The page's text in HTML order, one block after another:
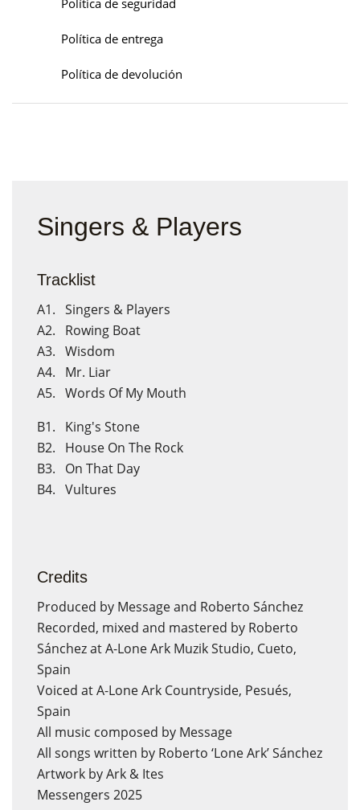
Política de seguridad
Política de entrega
Política de devolución
Singers & Players
Tracklist
A1. Singers & Players
A2. Rowing Boat
A3. Wisdom
A4. Mr. Liar
A5. Words Of My Mouth
B1. King's Stone
B2. House On The Rock
B3. On That Day
B4. Vultures
Credits
Produced by Message and Roberto Sánchez
Recorded, mixed and mastered by Roberto
Sánchez at A-Lone Ark Muzik Studio, Cueto,
Spain
Voiced at A-Lone Ark Countryside, Pesués,
Spain
All music composed by Message
All songs written by Roberto ‘Lone Ark’ Sánchez
Artwork by Ark & Ites
Messengers 2025